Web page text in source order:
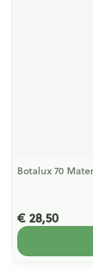
Botalux 70
€ 28,50